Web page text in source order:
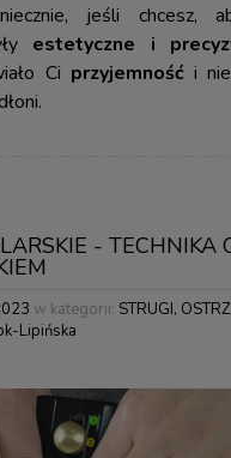
jeśli chcesz,
estetyczne i
Ci przyjemnośći nie
- TECHNIKA
w kategorii: STRUGI,
Lipińska